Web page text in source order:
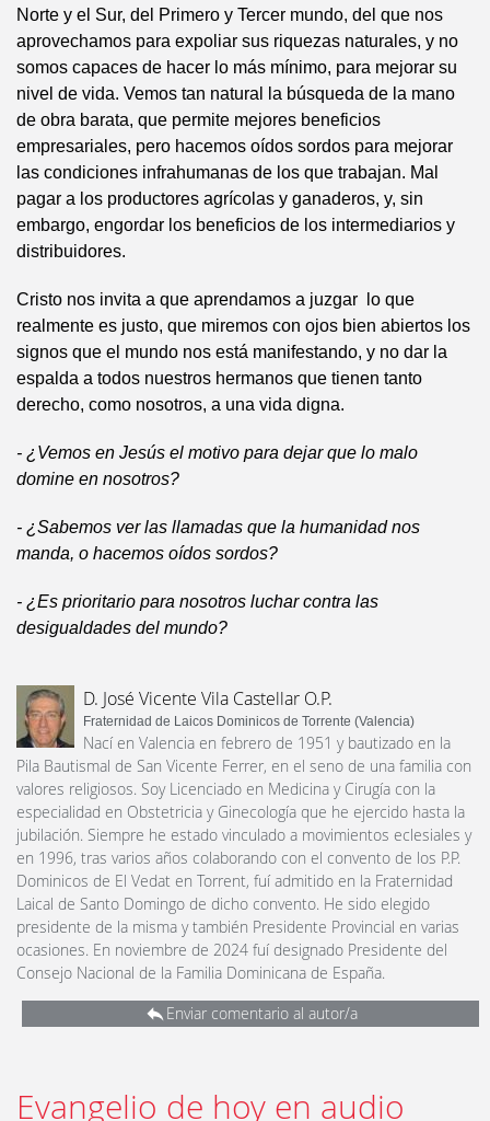
Norte y el Sur, del Primero y Tercer mundo, del que nos
aprovechamos para expoliar sus riquezas naturales, y no
somos capaces de hacer lo más mínimo, para mejorar su
nivel de vida. Vemos tan natural la búsqueda de la mano
de obra barata, que permite mejores beneficios
empresariales, pero hacemos oídos sordos para mejorar
las condiciones infrahumanas de los que trabajan. Mal
pagar a los productores agrícolas y ganaderos, y, sin
embargo, engordar los beneficios de los intermediarios y
distribuidores.
Cristo nos invita a que aprendamos a juzgar lo que
realmente es justo, que miremos con ojos bien abiertos los
signos que el mundo nos está manifestando, y no dar la
espalda a todos nuestros hermanos que tienen tanto
derecho, como nosotros, a una vida digna.
- ¿Vemos en Jesús el motivo para dejar que lo malo
domine en nosotros?
- ¿Sabemos ver las llamadas que la humanidad nos
manda, o hacemos oídos sordos?
- ¿Es prioritario para nosotros luchar contra las
desigualdades del mundo?
D. José Vicente Vila Castellar O.P.
Fraternidad de Laicos Dominicos de Torrente (Valencia)
Nací en Valencia en febrero de 1951 y bautizado en la
Pila Bautismal de San Vicente Ferrer, en el seno de una familia con
valores religiosos. Soy Licenciado en Medicina y Cirugía con la
especialidad en Obstetricia y Ginecología que he ejercido hasta la
jubilación. Siempre he estado vinculado a movimientos eclesiales y
en 1996, tras varios años colaborando con el convento de los P.P.
Dominicos de El Vedat en Torrent, fuí admitido en la Fraternidad
Laical de Santo Domingo de dicho convento. He sido elegido
presidente de la misma y también Presidente Provincial en varias
ocasiones. En noviembre de 2024 fuí designado Presidente del
Consejo Nacional de la Familia Dominicana de España.
Enviar comentario al autor/a
Evangelio de hoy en audio